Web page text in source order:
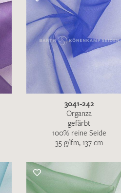
MUSTERANFRAGE SENDEN
3041-242
Organza
gefärbt
100% reine Seide
35 g/lfm, 137 cm